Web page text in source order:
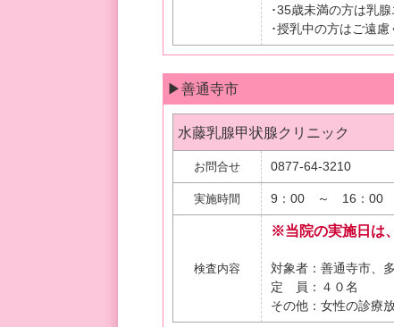
･35歳未満の方は乳
･授乳中の方はご遠慮
▶善通寺市
水藤乳腺甲状腺クリニック
お問合せ 0877-64-3210
実施時間 9：00 ～ 16：00
検査内容
※当院の実施日は
対象者：善通寺市、
定 員：４０名
その他：女性の診療